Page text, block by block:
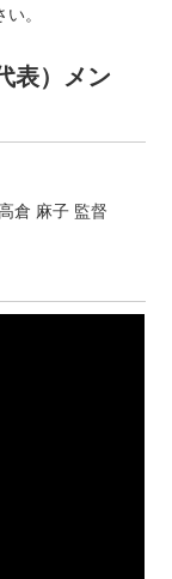
。
表）メン
倉 麻子 監督